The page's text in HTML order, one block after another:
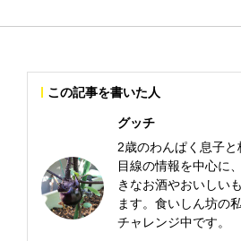
この記事を書いた人
グッチ
2歳のわんぱく息子
目線の情報を中心に
きなお酒やおいしい
ます。食いしん坊の
チャレンジ中です。